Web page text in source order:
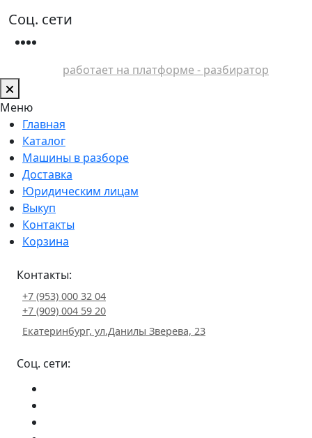
Соц. сети
работает на платформе - разбиратор
Меню
Главная
Каталог
Машины в разборе
Доставка
Юридическим лицам
Выкуп
Контакты
Корзина
Контакты:
+7 (953) 000 32 04
+7 (909) 004 59 20
Екатеринбург, ул.Данилы Зверева, 23
Соц. сети: